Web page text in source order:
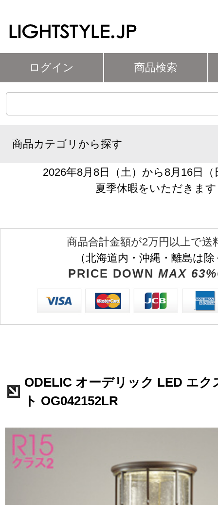
ログイン 商品検索
商品カテゴリから探す
2026年8月8日（土）から8月16日
夏季休暇をいただきます
商品合計金額が2万円以上で送
（北海道内・沖縄・離島は
PRICE DOWN MAX
ODELIC オーデリック LED エク
ト OG042152LR